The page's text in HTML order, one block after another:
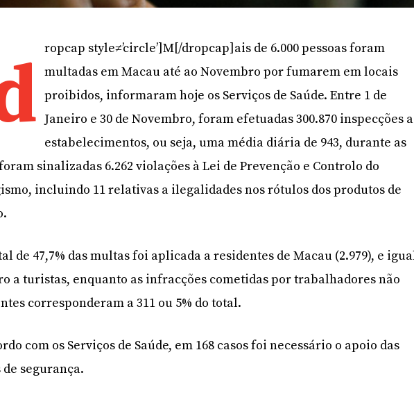
ropcap style≠’circle’]M[/dropcap]ais de 6.000 pessoas foram
multadas em Macau até ao Novembro por fumarem em locais
proibidos, informaram hoje os Serviços de Saúde. Entre 1 de
Janeiro e 30 de Novembro, foram efetuadas 300.870 inspecções a
estabelecimentos, ou seja, uma média diária de 943, durante as
sinalizadas 6.262 violações à Lei de Prevenção e Controlo do
incluindo 11 relativas a ilegalidades nos rótulos dos produtos de
de 47,7% das multas foi aplicada a residentes de Macau (2.979), e
a turistas, enquanto as infracções cometidas por trabalhadores não
corresponderam a 311 ou 5% do total.
com os Serviços de Saúde, em 168 casos foi necessário o apoio das
segurança.